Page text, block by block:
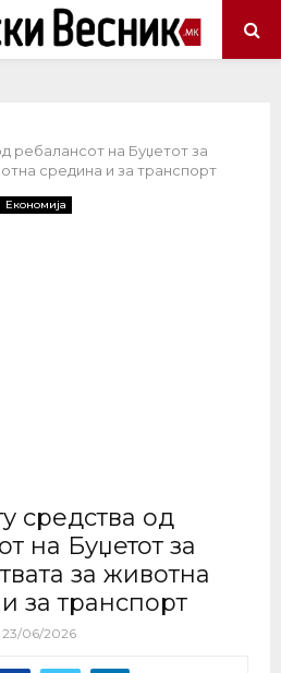
ребалансот на Буџетот за
средина и за транспорт
Економија
средства од
на Буџетот за
за животна
за транспорт
23/06/2026